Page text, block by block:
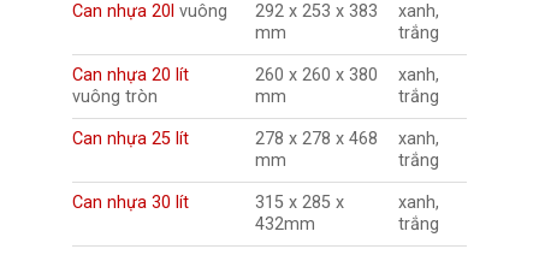
Can nhựa 20l vuông
292 x 253 x 383
mm
xanh,
trắng
Can nhựa 20 lít
vuông tròn
260 x 260 x 380
mm
xanh,
trắng
Can nhựa 25 lít
278 x 278 x 468
mm
xanh,
trắng
Can nhựa 30 lít
315 x 285 x
432mm
xanh,
trắng